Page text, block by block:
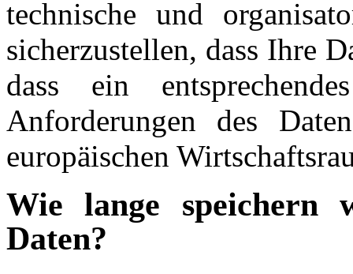
technische und
sicherzustellen, dass Ihre
dass ein
Anforderungen des
europäischen
Wie lange speichern
Daten?